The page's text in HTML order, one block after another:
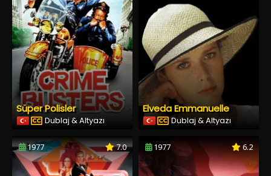
Süper Polisler
Dublaj & Altyazı
Elveda Emmanuelle
Dublaj & Altyazı
1977 7.0 1977 6.2